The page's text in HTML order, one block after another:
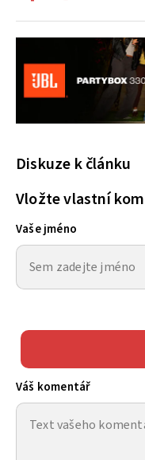
Diskuze k článku
Vložte vlastní
Vaše jméno
Váš komentář